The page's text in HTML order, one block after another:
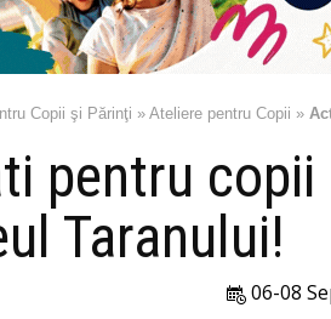
Copii şi Părinţi » Ateliere pentru Copii »
pentru
Taranului!
06-08